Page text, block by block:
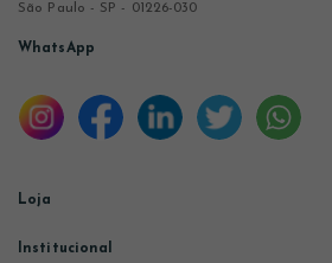
São Paulo - SP - 01226-030
WhatsApp
Loja
Institucional